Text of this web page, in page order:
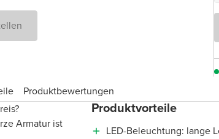
Produktbewertungen
Armatur ist
Produktvorteile
LED-Beleuchtung: lange